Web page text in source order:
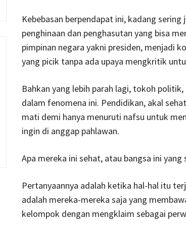
Kebebasan berpendapat ini, kadang
penghinaan dan penghasutan yang bisa
pimpinan negara yakni presiden, menjadi
yang picik tanpa ada upaya mengkritik
Bahkan yang lebih parah lagi, tokoh
dalam fenomena ini. Pendidikan, akal
mati demi hanya menuruti nafsu untuk
ingin di anggap pahlawan.
Apa mereka ini sehat, atau bangsa ini yang
Pertanyaannya adalah ketika hal-hal itu
adalah mereka-mereka saja yang
kelompok dengan mengklaim sebagai